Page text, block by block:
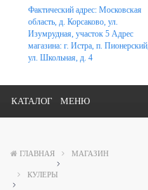
Фактический адрес: Московская
область, д. Корсаково, ул.
Изумрудная, участок 5 Адрес
магазина: г. Истра, п. Пионерский,
ул. Школьная, д. 4
КАТАЛОГ МЕНЮ
ГЛАВНАЯ МАГАЗИН
КУЛЕРЫ